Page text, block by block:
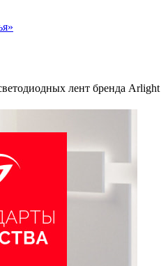
лент бренда Arlight